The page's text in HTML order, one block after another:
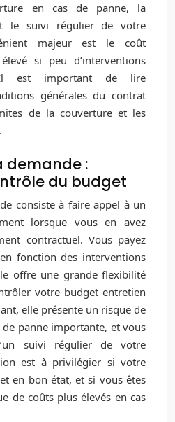
en cas de panne, la
le suivi régulier de votre
majeur est le coût
si peu d’interventions
Il est important de lire
générales du contrat
de la couverture et les
demande :
du budget
consiste à faire appel à un
lorsque vous en avez
contractuel. Vous payez
fonction des interventions
offre une grande flexibilité
votre budget entretien
elle présente un risque de
panne importante, et vous
suivi régulier de votre
est à privilégier si votre
en bon état, et si vous êtes
de coûts plus élevés en cas